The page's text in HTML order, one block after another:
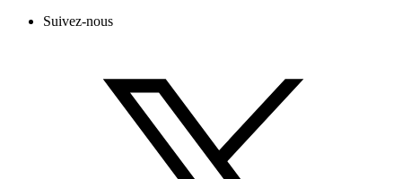
Suivez-nous